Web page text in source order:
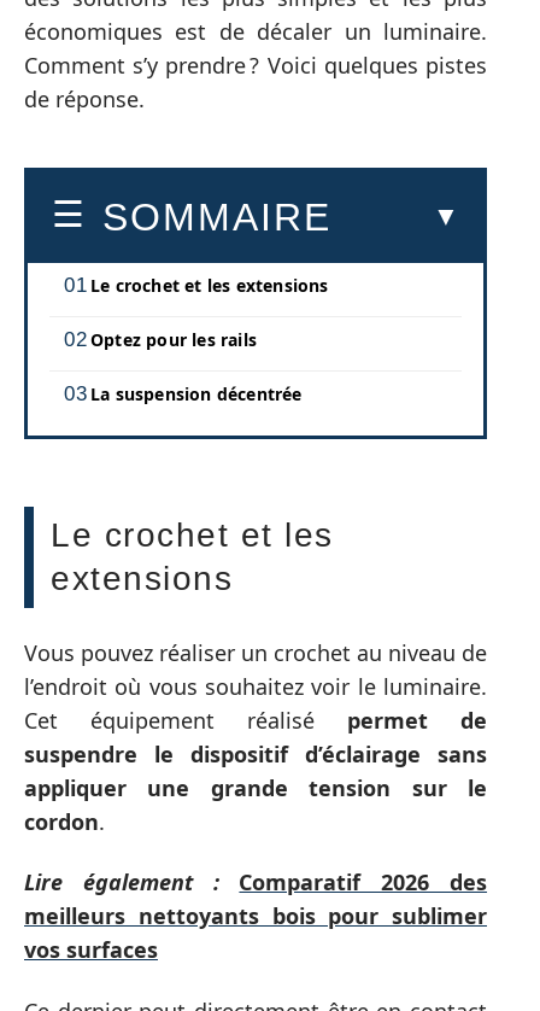
économiques est de décaler un luminaire.
Comment s’y prendre ? Voici quelques pistes
de réponse.
SOMMAIRE
Le crochet et les extensions
Optez pour les rails
La suspension décentrée
Le crochet et les
extensions
Vous pouvez réaliser un crochet au niveau de
l’endroit où vous souhaitez voir le luminaire.
Cet équipement réalisé permet de
suspendre le dispositif d’éclairage sans
appliquer une grande tension sur le
cordon.
Lire également :
Comparatif 2026 des
meilleurs nettoyants bois pour sublimer
vos surfaces